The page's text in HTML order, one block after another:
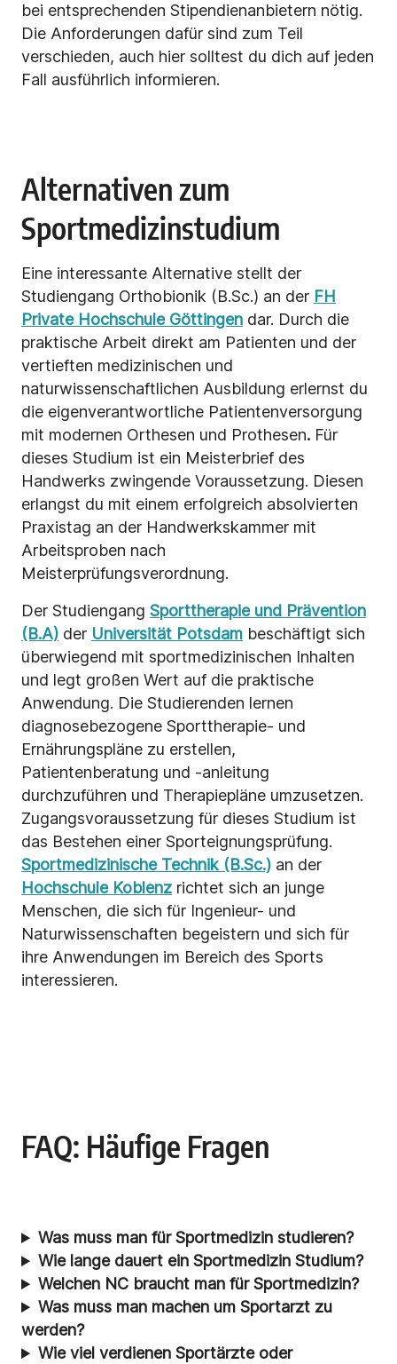
bei entsprechenden Stipendienanbietern nötig.
Die Anforderungen dafür sind zum Teil
verschieden, auch hier solltest du dich auf jeden
Fall ausführlich informieren.
Alternativen zum
Sportmedizinstudium
Eine interessante Alternative stellt der
Studiengang Orthobionik (B.Sc.) an der FH
Private Hochschule Göttingen dar. Durch die
praktische Arbeit direkt am Patienten und der
vertieften medizinischen und
naturwissenschaftlichen Ausbildung erlernst du
die eigenverantwortliche Patientenversorgung
mit modernen Orthesen und Prothesen. Für
dieses Studium ist ein Meisterbrief des
Handwerks zwingende Voraussetzung. Diesen
erlangst du mit einem erfolgreich absolvierten
Praxistag an der Handwerkskammer mit
Arbeitsproben nach
Meisterprüfungsverordnung.
Der Studiengang Sporttherapie und Prävention
(B.A) der Universität Potsdam beschäftigt sich
überwiegend mit sportmedizinischen Inhalten
und legt großen Wert auf die praktische
Anwendung. Die Studierenden lernen
diagnosebezogene Sporttherapie- und
Ernährungspläne zu erstellen,
Patientenberatung und -anleitung
durchzuführen und Therapiepläne umzusetzen.
Zugangsvoraussetzung für dieses Studium ist
das Bestehen einer Sporteignungsprüfung.
Sportmedizinische Technik (B.Sc.) an der
Hochschule Koblenz richtet sich an junge
Menschen, die sich für Ingenieur- und
Naturwissenschaften begeistern und sich für
ihre Anwendungen im Bereich des Sports
interessieren.
FAQ: Häufige Fragen
Was muss man für Sportmedizin studieren?
Wie lange dauert ein Sportmedizin Studium?
Welchen NC braucht man für Sportmedizin?
Was muss man machen um Sportarzt zu
werden?
Wie viel verdienen Sportärzte oder